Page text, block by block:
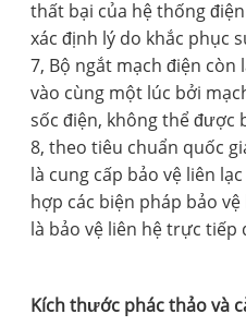
thất bại của hệ thống
xác định lý do khắc phục
7, Bộ ngắt mạch điện còn
vào cùng một lúc bởi
sốc điện, không thể được
8, theo tiêu chuẩn quốc
là cung cấp bảo vệ liên
hợp các biện pháp bảo
là bảo vệ liên hệ trực tiếp
Kích thước phác thảo và